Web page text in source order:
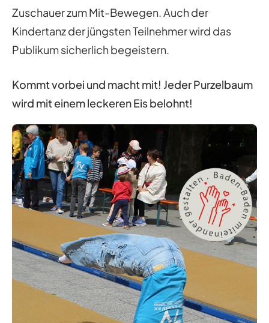
Zuschauer zum Mit-Bewegen. Auch der
Kindertanz der jüngsten Teilnehmer wird das
Publikum sicherlich begeistern.
Kommt vorbei und macht mit! Jeder Purzelbaum
wird mit einem leckeren Eis belohnt!